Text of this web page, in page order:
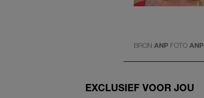
BRON ANP FOTO ANP
EXCLUSIEF VOOR JOU